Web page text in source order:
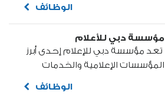
آل مكتوم نائب رئيس الدولة رئيس
في مايو 2007م.....
الوظائف
مؤسسة دبي للأعلام
​ تعد مؤسسة دبي للإعلام إحدى أبرز
المؤسسات الإعلامية والخدمات
الأوسط وأكبر المؤسسات الإعلامية
الوظائف